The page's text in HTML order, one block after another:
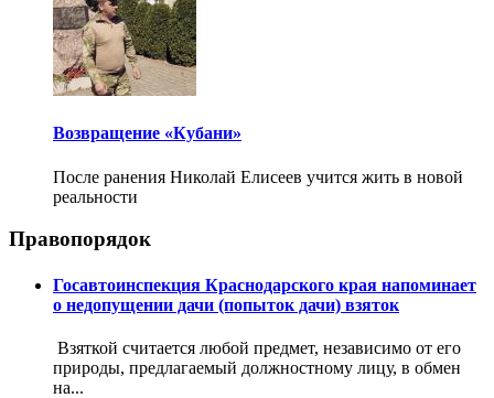
Возвращение «Кубани»
После ранения Николай Елисеев учится жить в новой
реальности
Правопорядок
Госавтоинспекция Краснодарского края напоминает
о недопущении дачи (попыток дачи) взяток
Взяткой считается любой предмет, независимо от его
природы, предлагаемый должностному лицу, в обмен
на...